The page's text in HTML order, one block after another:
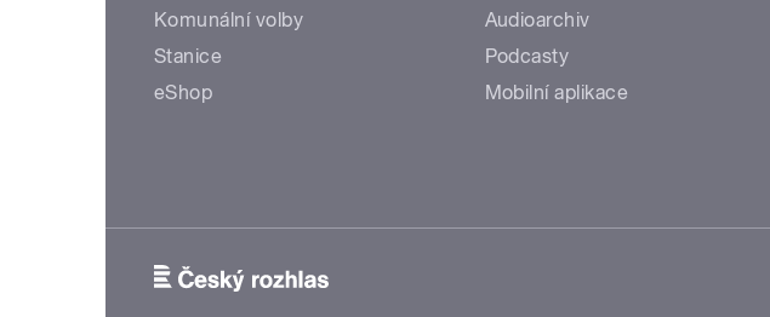
Komunální volby
Stanice
eShop
Audioarchiv
Podcasty
Mobilní aplikace